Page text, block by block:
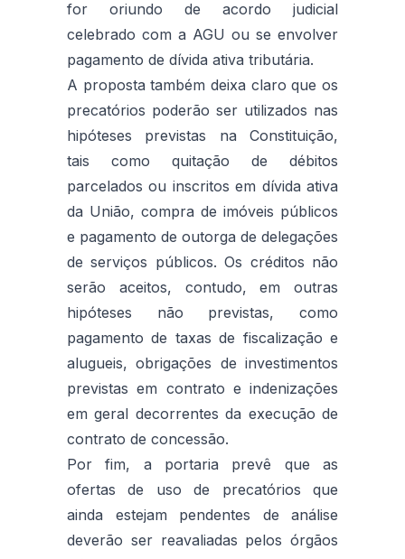
for oriundo de acordo judicial
celebrado com a AGU ou se envolver
pagamento de dívida ativa tributária.
A proposta também deixa claro que os
precatórios poderão ser utilizados nas
hipóteses previstas na Constituição,
tais como quitação de débitos
parcelados ou inscritos em dívida ativa
da União, compra de imóveis públicos
e pagamento de outorga de delegações
de serviços públicos. Os créditos não
serão aceitos, contudo, em outras
hipóteses não previstas, como
pagamento de taxas de fiscalização e
alugueis, obrigações de investimentos
previstas em contrato e indenizações
em geral decorrentes da execução de
contrato de concessão.
Por fim, a portaria prevê que as
ofertas de uso de precatórios que
ainda estejam pendentes de análise
deverão ser reavaliadas pelos órgãos